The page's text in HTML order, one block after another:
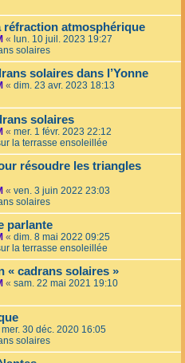
réfraction atmosphérique
« lun. 10 juil. 2023 19:27
solaires
solaires dans l’Yonne
« dim. 23 avr. 2023 18:13
solaires
« mer. 1 févr. 2023 22:12
la terrasse ensoleillée
résoudre les triangles
« ven. 3 juin 2022 23:03
solaires
parlante
« dim. 8 mai 2022 09:25
la terrasse ensoleillée
« cadrans solaires »
« sam. 22 mai 2021 19:10
mer. 30 déc. 2020 16:05
solaires